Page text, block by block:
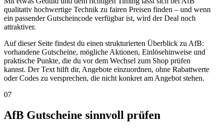
qualitativ hochwertige Technik zu fairen Preisen finden – und wenn
ein passender Gutscheincode verfügbar ist, wird der Deal noch
attraktiver.
Auf dieser Seite findest du einen strukturierten Überblick zu AfB:
vorhandene Gutscheine, mögliche Aktionen, Einlösehinweise und
praktische Punkte, die du vor dem Wechsel zum Shop prüfen
kannst. Der Text hilft dir, Angebote einzuordnen, ohne Rabattwerte
oder Codes zu versprechen, die nicht konkret am Angebot stehen.
07
AfB Gutscheine sinnvoll prüfen